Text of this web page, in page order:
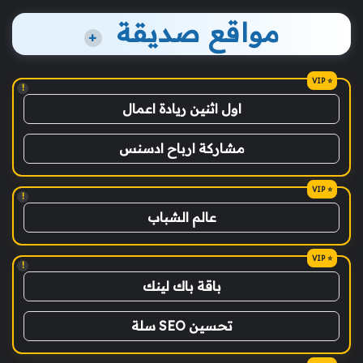
مواقع صديقة +
!
اول اثنين ريادة اعمال
مشاركة ارباح ادسنس
!
عالم الشباب
!
باقة باك لينك
تحسين SEO سلة